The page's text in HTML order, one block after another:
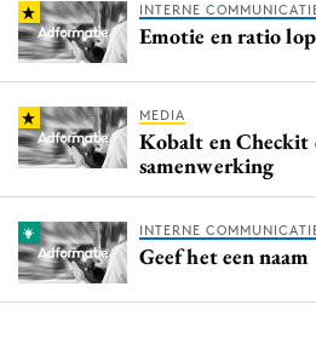
INTERNE
Emotie en ratio
MEDIA
Kobalt en Checkit
samenwerking
INTERNE
Geef het een naam